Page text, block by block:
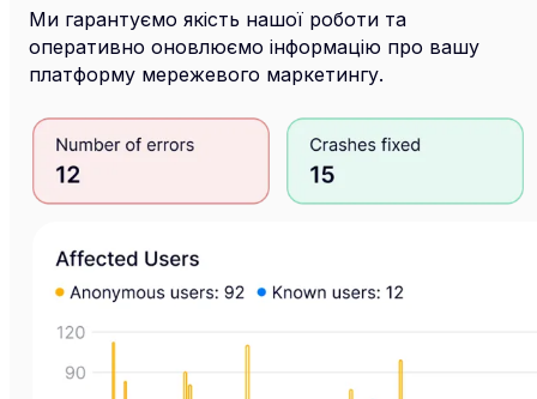
Ми гарантуємо якість нашої роботи та
оперативно оновлюємо інформацію про вашу
платформу мережевого маркетингу.